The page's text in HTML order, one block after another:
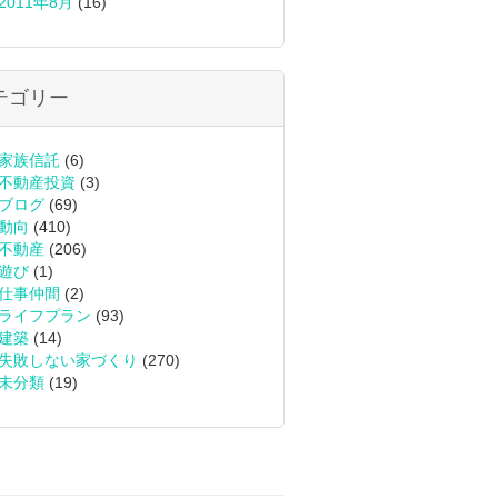
ゴリー
族信託 (6)
動産投資 (3)
ログ (69)
向 (410)
動産 (206)
び (1)
事仲間 (2)
イフプラン (93)
築 (14)
敗しない家づくり (270)
分類 (19)